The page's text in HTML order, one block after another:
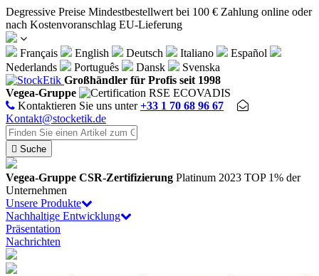
Degressive Preise Mindestbestellwert bei 100 € Zahlung online oder
nach Kostenvoranschlag EU-Lieferung
Français English Deutsch Italiano
Español
Nederlands
Português Dansk
Svenska
Großhändler für Profis seit 1998
Vegea-Gruppe
Kontaktieren Sie uns unter +33 1 70 68 96 67
Kontakt@stocketik.de
 Suche
Vegea-Gruppe CSR-Zertifizierung Platinum 2023 TOP 1% der
Unternehmen
Unsere Produkte
Nachhaltige Entwicklung
Präsentation
Nachrichten
Cookie-Einstellungen